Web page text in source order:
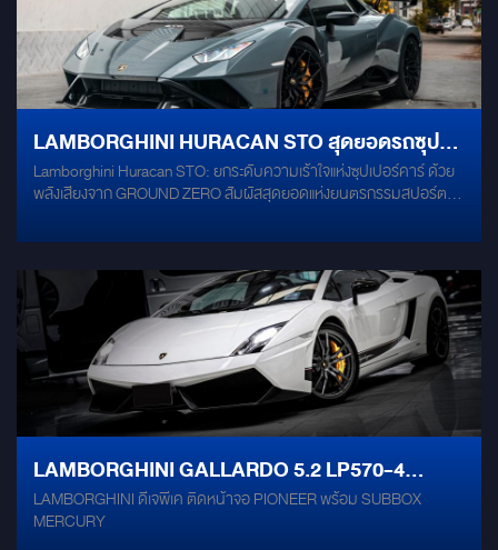
LAMBORGHINI HURACAN STO สุดยอดรถซุป
เปอร์คาร์ที่ใครหลายคนใฝ่ฝัน เพิ่มคุณภาพเสียงด้วย
"ชุดลำโพงเยอรมัน" กับลำโพง GROUNDZERO ติด
ตั้งเข้าช่องเดิมทั้งหมด ไม่กระทบระบบรถ ด้วยซีรี่ย์
LIMITED กับรุ่น GZRC165.28SE-G
Lamborghini Huracan STO: ยกระดับความเร้าใจแห่งซุปเปอร์คาร์ ด้วย
พลังเสียงจาก GROUND ZERO สัมผัสสุดยอดแห่งยนตรกรรมสปอร์ตที่
อันโดดเด่นและสมรรถนะอันทรงพลัง วันนี้...เติมเต็มประสบการณ์การ
GROUND ZERO ยกระดับคุณภาพเสียงภายในห้องโดยสารของ
Huracan STO ของคุณไปอีกขั้น ด้วยชุดลำโพง GROUND ZERO
Radioactive Limited Edition รุ่น GZRC 165.28SE-G ที่ได้รับการ
ออกแบบและผลิตในประเทศเยอรมนี ด้วยเทคโนโลยีขั้นสูงและวัสดุคุณภาพ
เยี่ยม ให้เสียงที่คมชัด ใสสะอาด และทรงพลังในทุกย่านความถี่ ติดตั้งตรง
ช่องเดิม ไม่กระทบระบบไฟฟ้าของรถยนต์ หมดกังวลเรื่องการดัดแปลง
รถยนต์ที่คุณรัก ด้วยชุดลำโพง GROUND ZERO รุ่น GZRC
165.28SE-G ที่ถูกออกแบบมาให้สามารถติดตั้งเข้ากับช่องลำโพงเดิม
ของ Lamborghini Huracan STO ได้อย่างลงตัว โดยไม่จำเป็นต้องมีการ
เจาะหรือดัดแปลงใดๆ ทั้งสิ้น คงไว้ซึ่งความสมบูรณ์แบบของระบบเดิมๆ ใน
รถของคุณ GROUND ZERO Radioactive Limited: พลังเสียงที่เหนือ
กว่า ซีรี่ย์ Radioactive ของ GROUND ZERO เป็นที่ยอมรับในวงการ
LAMBORGHINI GALLARDO 5.2 LP570-4
SUPERLEGGERA
LAMBORGHINI ดีเจพีเค ติดหน้าจอ PIONEER พร้อม SUBBOX
MERCURY